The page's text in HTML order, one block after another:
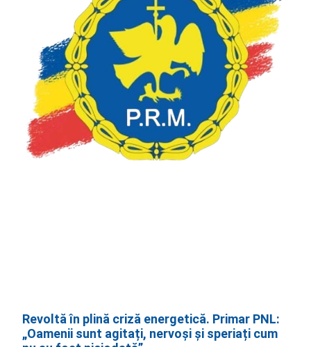
Revoltă în plină criză energetică. Primar PNL:
„Oamenii sunt agitați, nervoși și speriați cum